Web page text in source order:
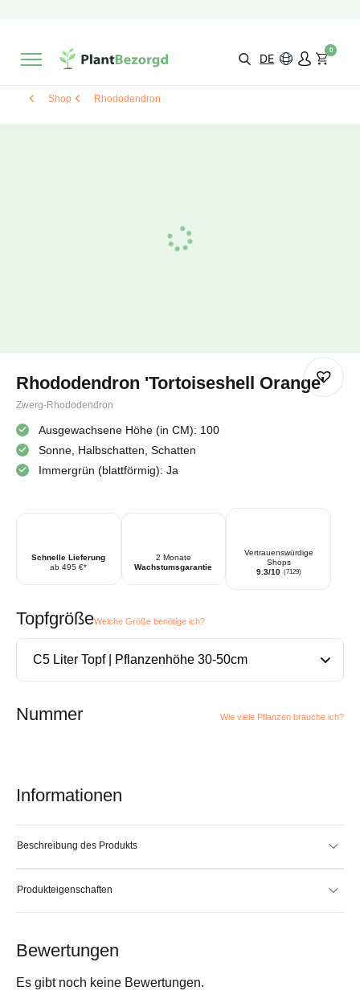
Wähle selbst
DE
0
Shop Rhododendron
Rhododendron 'Tortoiseshell Orange'
Zwerg-Rhododendron
Ausgewachsene Höhe (in CM): 100
Sonne, Halbschatten, Schatten
Immergrün (blattförmig): Ja
Schnelle Lieferung
ab 495 €*
2 Monate
Wachstumsgarantie
Vertrauenswürdige
Shops
9.3/10 (7129)
TopfgrößeWelche Größe benötige ich?
Nummer Wie viele Pflanzen brauche ich?
Informationen
Beschreibung des Produkts
Produkteigenschaften
Bewertungen
Es gibt noch keine Bewertungen.